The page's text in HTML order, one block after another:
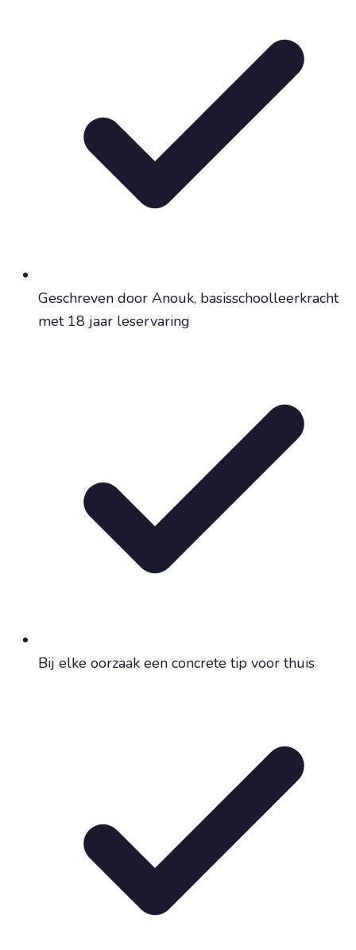
Geschreven door Anouk, basisschoolleerkracht
met 18 jaar leservaring
Bij elke oorzaak een concrete tip voor thuis